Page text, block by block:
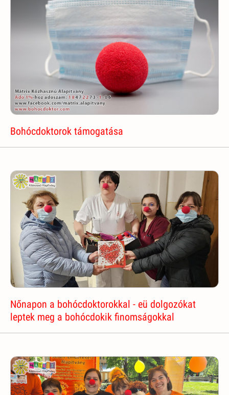
Bohócdoktorok támogatása
Nőnapon a bohócdoktorokkal - eü dolgozókat
leptek meg a bohócdokik finomságokkal